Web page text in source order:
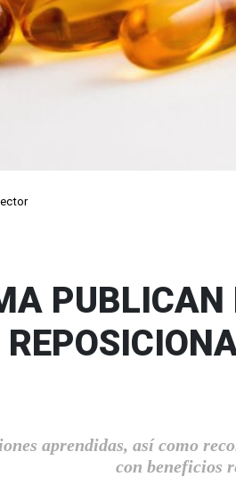
PUBLICAN
aprendidas, así como
con beneficios